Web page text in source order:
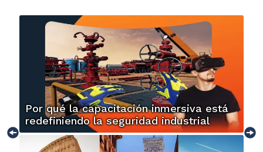
Por qué la capacitación inmersiva está
redefiniendo la seguridad industrial